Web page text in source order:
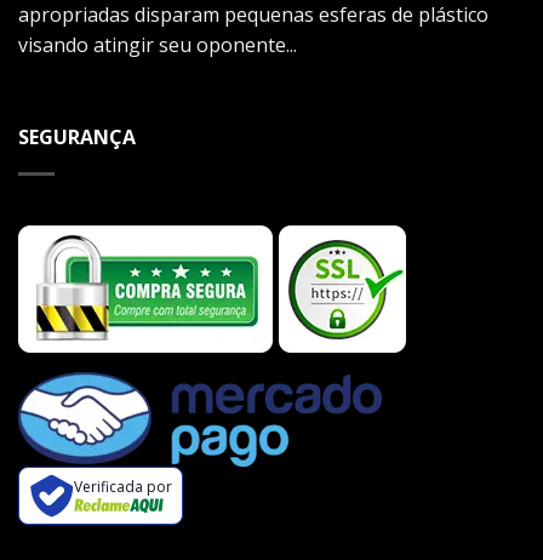
apropriadas disparam pequenas esferas de plástico
visando atingir seu oponente...
SEGURANÇA
Verificada por